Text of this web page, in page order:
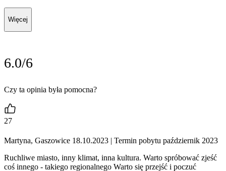
Więcej
6.0/6
Czy ta opinia była pomocna?
27
Martyna, Gaszowice 18.10.2023 | Termin pobytu październik 2023
Ruchliwe miasto, inny klimat, inna kultura. Warto spróbować zjeść
coś innego - takiego regionalnego Warto się przejść i poczuć